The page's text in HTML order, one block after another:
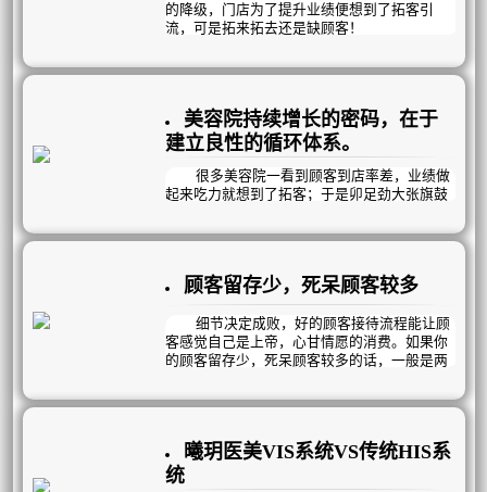
的降级，门店为了提升业绩便想到了拓客引
流，可是拓来拓去还是缺顾客！
到底流量和复购率谁更重要？
美容院持续增长的密码，在于
建立良性的循环体系。
很多美容院一看到顾客到店率差，业绩做
起来吃力就想到了拓客；于是卯足劲大张旗鼓
但三个月后发现留下的顾客寥寥无几。
兵。为什么会这样？
因为，拓客只能暂时补足顾客到店，不能
为你带来当下业绩冲刺；而拓客不是目的，留
客才是目的，因此拓客-留客-复购，不是孤立
全部流程全部跑通了，才能实现稳定的盈利增
顾客留存少，死呆顾客较多
细节决定成败，好的顾客接待流程能让顾
客感觉自己是上帝，心甘情愿的消费。如果你
的顾客留存少，死呆顾客较多的话，一般是两
浓？没有及时解决顾客问题？……
曦玥医美VIS系统VS传统HIS系
统